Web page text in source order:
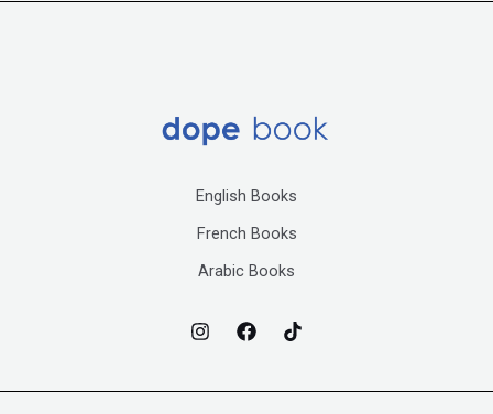
English Books
French Books
Arabic Books